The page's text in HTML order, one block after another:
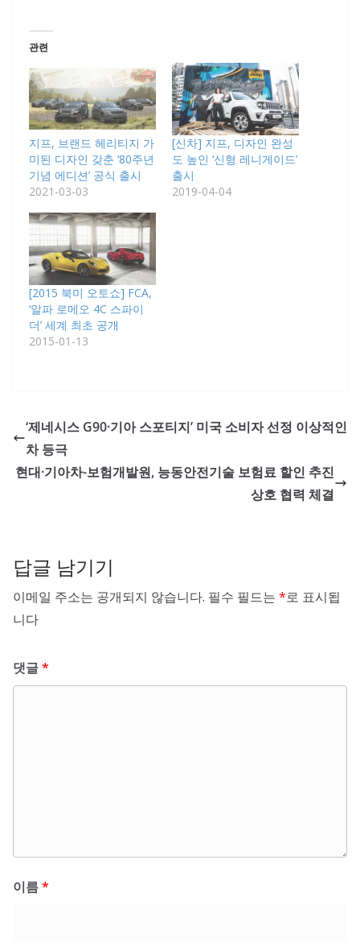
관련
지프, 브랜드 헤리티지 가
미된 디자인 갖춘 ‘80주년
기념 에디션’ 공식 출시
2021-03-03
[신차] 지프, 디자인 완성
도 높인 ‘신형 레니게이드’
출시
2019-04-04
[2015 북미 오토쇼] FCA,
‘알파 로메오 4C 스파이
더’ 세계 최초 공개
2015-01-13
‘제네시스 G90·기아 스포티지’ 미국 소비자 선정 이상적인
차 등극
현대·기아차-보험개발원, 능동안전기술 보험료 할인 추진
상호 협력 체결
답글 남기기
이메일 주소는 공개되지 않습니다. 필수 필드는 *로 표시됩
니다
댓글*
이름*